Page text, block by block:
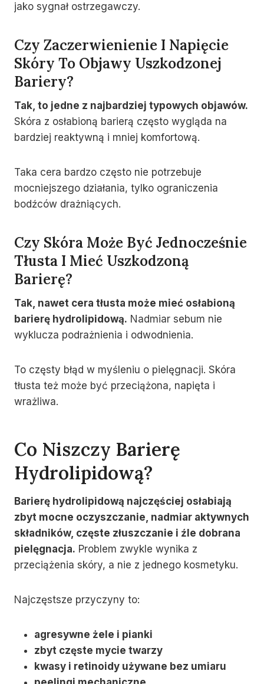
jako sygnał ostrzegawczy.
Czy Zaczerwienienie I Napięcie
Skóry To Objawy Uszkodzonej
Bariery?
Tak, to jedne z najbardziej typowych objawów.
Skóra z osłabioną barierą często wygląda na
bardziej reaktywną i mniej komfortową.
Taka cera bardzo często nie potrzebuje
mocniejszego działania, tylko ograniczenia
bodźców drażniących.
Czy Skóra Może Być Jednocześnie
Tłusta I Mieć Uszkodzoną
Barierę?
Tak, nawet cera tłusta może mieć osłabioną
barierę hydrolipidową. Nadmiar sebum nie
wyklucza podrażnienia i odwodnienia.
To częsty błąd w myśleniu o pielęgnacji. Skóra
tłusta też może być przeciążona, napięta i
wrażliwa.
Co Niszczy Barierę
Hydrolipidową?
Barierę hydrolipidową najczęściej osłabiają
zbyt mocne oczyszczanie, nadmiar aktywnych
składników, częste złuszczanie i źle dobrana
pielęgnacja. Problem zwykle wynika z
przeciążenia skóry, a nie z jednego kosmetyku.
Najczęstsze przyczyny to:
agresywne żele i pianki
zbyt częste mycie twarzy
kwasy i retinoidy używane bez umiaru